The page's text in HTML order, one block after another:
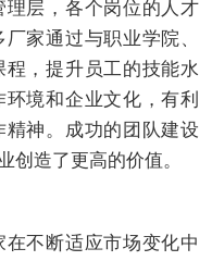
层，各个岗位的人才
家通过与职业学院、
，提升员工的技能水
境和企业文化，有利
神。成功的团队建设
创造了更高的价值。
不断适应市场变化中